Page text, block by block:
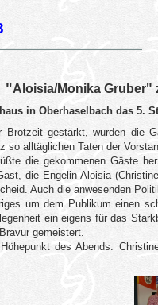
"Aloisia/Monika Gruber"
in Oberhaselbach das 5.
Brotzeit gestärkt, wurden die
alltäglichen Taten der
die gekommenen Gäste
die Engelin Aloisia
Auch die anwesenden
um dem Publikum einen
ein eigens für das
gemeistert.
des Abends.